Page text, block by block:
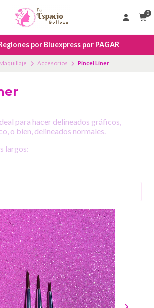
0
por Bluexpress por PAGAR
Maquillaje Accesorios Pincel Liner
para hacer delineados gráficos,
o bien, delineados normales.
largos: